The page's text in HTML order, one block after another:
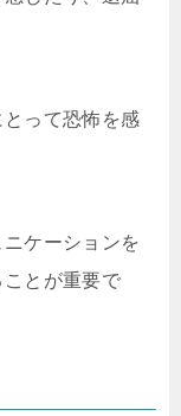
って恐怖を感
ケーションを
とが重要で